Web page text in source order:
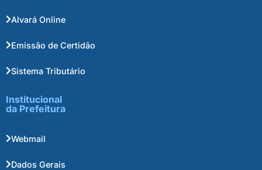
Alvará Online
Emissão de Certidão
Sistema Tributário
Institucional
da Prefeitura
Webmail
Dados Gerais